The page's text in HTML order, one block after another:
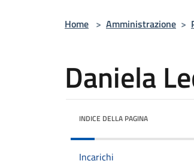
Home > Amministrazione >
Daniela
INDICE DELLA PAGINA
Incarichi